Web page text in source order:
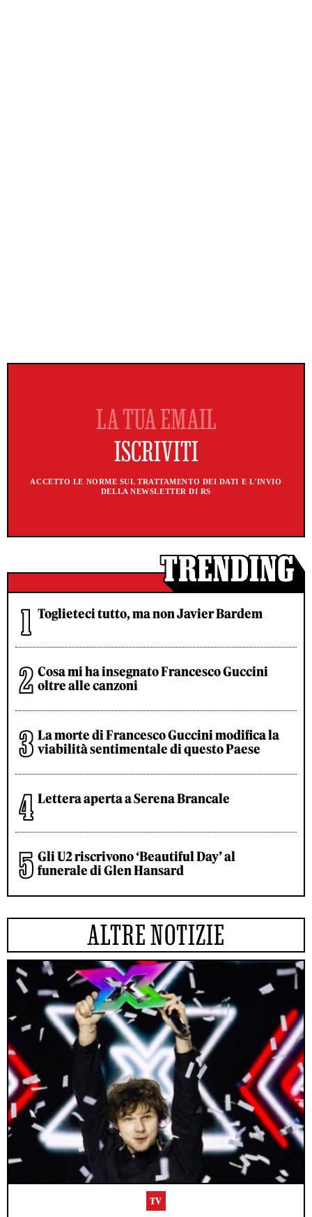
ACCETTO LE NORME SUL TRATTAMENTO DEI DATI E L'INVIO
DELLA NEWSLETTER DI RS
Toglieteci tutto, ma non Javier Bardem
Cosa mi ha insegnato Francesco Guccini
oltre alle canzoni
La morte di Francesco Guccini modifica la
viabilità sentimentale di questo Paese
Lettera aperta a Serena Brancale
Gli U2 riscrivono ‘Beautiful Day’ al
funerale di Glen Hansard
ALTRE NOTIZIE
TV